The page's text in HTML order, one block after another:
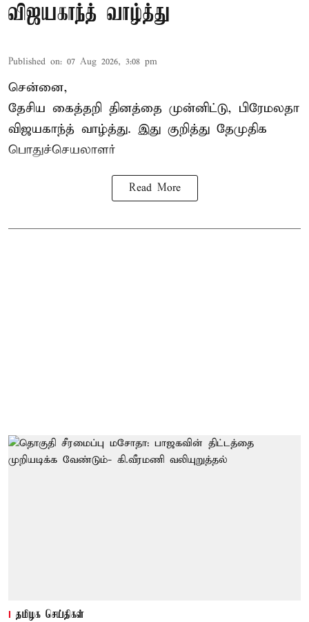
விஜயகாந்த் வாழ்த்து
Published on: 07 Aug 2026, 3:08 pm
சென்னை,
தேசிய கைத்தறி தினத்தை முன்னிட்டு, பிரேமலதா
விஜயகாந்த் வாழ்த்து. இது குறித்து தேமுதிக
பொதுச்செயலாளர்
Read More
தமிழக செய்திகள்